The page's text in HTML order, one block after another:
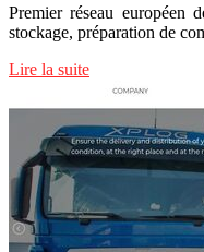
Premier réseau européen
stockage, préparation de
Lire la suite